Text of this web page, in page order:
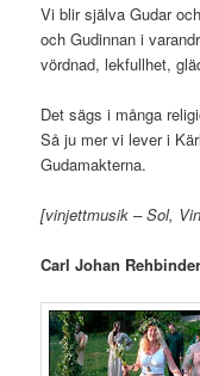
Vi blir själva Gudar
och Gudinnan i
vördnad, lekfullhet,
Det sägs i många
Så ju mer vi lever i
Gudamakterna.
[vinjettmusik – Sol,
Carl Johan